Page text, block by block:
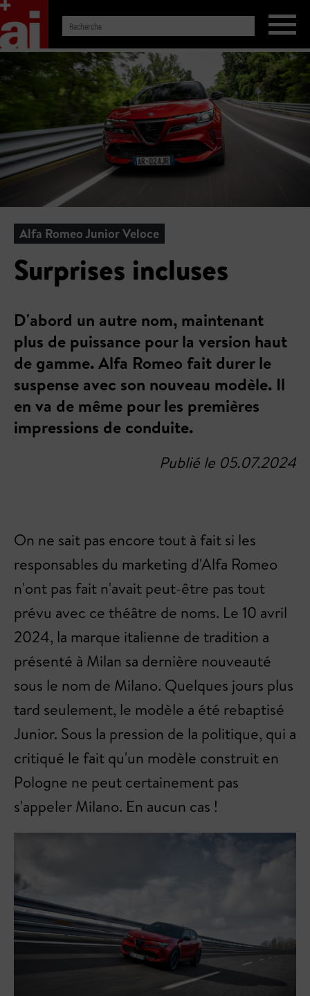
Alfa Romeo Junior Veloce
Surprises incluses
D'abord un autre nom, maintenant
plus de puissance pour la version haut
de gamme. Alfa Romeo fait durer le
suspense avec son nouveau modèle. Il
en va de même pour les premières
impressions de conduite.
Publié le 05.07.2024
On ne sait pas encore tout à fait si les
responsables du marketing d'Alfa Romeo
n'ont pas fait n'avait peut-être pas tout
prévu avec ce théâtre de noms. Le 10 avril
2024, la marque italienne de tradition a
présenté à Milan sa dernière nouveauté
sous le nom de Milano. Quelques jours plus
tard seulement, le modèle a été rebaptisé
Junior. Sous la pression de la politique, qui a
critiqué le fait qu'un modèle construit en
Pologne ne peut certainement pas
s'appeler Milano. En aucun cas !